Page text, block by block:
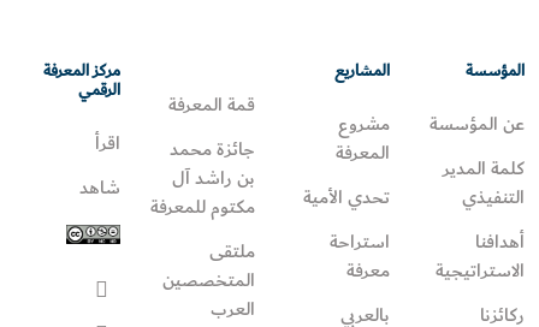
المؤسسة
عن المؤسسة
كلمة المدير
التنفيذي
أهدافنا
الاستراتيجية
ركائزنا
المشاريع
مشروع
المعرفة
تحدي الأمية
استراحة
معرفة
بالعربي
قمة المعرفة
جائزة محمد
بن راشد آل
مكتوم للمعرفة
ملتقى
المتخصصين
العرب
مركز المعرفة
الرقمي
اقرأ
شاهد